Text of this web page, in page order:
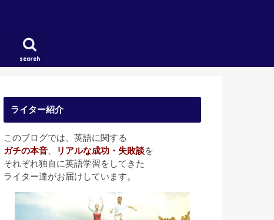
search
ライター紹介
このブログでは、英語に関する
ガチの本音
リアルな成功・失敗談を
それぞれ独自に英語学習をしてきた
ライター達がお届けしています。